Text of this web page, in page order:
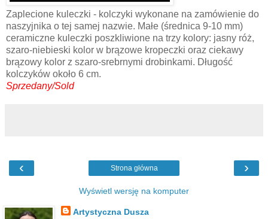
Zaplecione kuleczki - kolczyki wykonane na zamówienie do
naszyjnika o tej samej nazwie. Małe (średnica 9-10 mm)
ceramiczne kuleczki poszkliwione na trzy kolory: jasny róż,
szaro-niebieski kolor w brązowe kropeczki oraz ciekawy
brązowy kolor z szaro-srebrnymi drobinkami. Długość
kolczyków około 6 cm.
Sprzedany/Sold
‹ ›
Strona główna
Wyświetl wersję na komputer
Artystyczna Dusza